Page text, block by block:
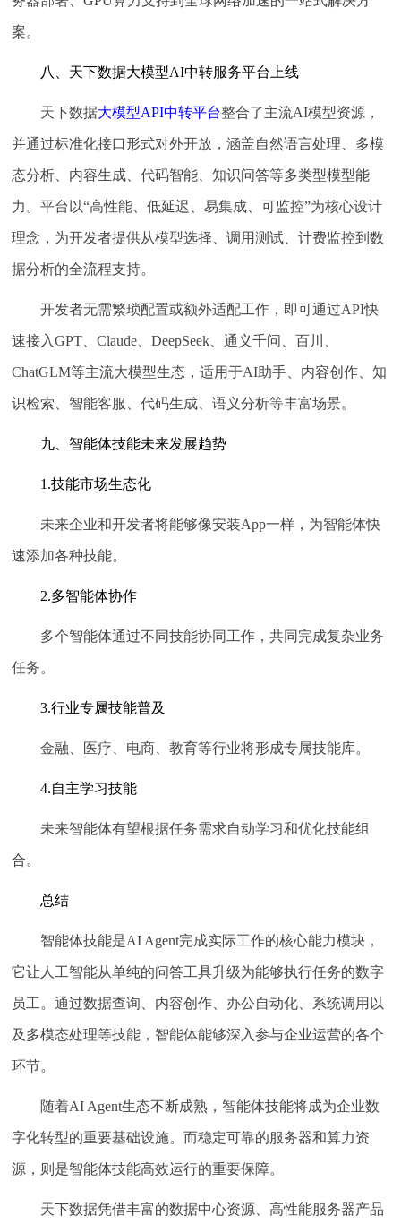
案。
八、天下数据大模型AI中转服务平台上线
天下数据大模型API中转平台整合了主流AI模型资源，
并通过标准化接口形式对外开放，涵盖自然语言处理、多模
态分析、内容生成、代码智能、知识问答等多类型模型能
力。平台以“高性能、低延迟、易集成、可监控”为核心设计
理念，为开发者提供从模型选择、调用测试、计费监控到数
据分析的全流程支持。
开发者无需繁琐配置或额外适配工作，即可通过API快
速接入GPT、Claude、DeepSeek、通义千问、百川、
ChatGLM等主流大模型生态，适用于AI助手、内容创作、知
识检索、智能客服、代码生成、语义分析等丰富场景。
九、智能体技能未来发展趋势
1.技能市场生态化
未来企业和开发者将能够像安装App一样，为智能体快
速添加各种技能。
2.多智能体协作
多个智能体通过不同技能协同工作，共同完成复杂业务
任务。
3.行业专属技能普及
金融、医疗、电商、教育等行业将形成专属技能库。
4.自主学习技能
未来智能体有望根据任务需求自动学习和优化技能组
合。
总结
智能体技能是AI Agent完成实际工作的核心能力模块，
它让人工智能从单纯的问答工具升级为能够执行任务的数字
员工。通过数据查询、内容创作、办公自动化、系统调用以
及多模态处理等技能，智能体能够深入参与企业运营的各个
环节。
随着AI Agent生态不断成熟，智能体技能将成为企业数
字化转型的重要基础设施。而稳定可靠的服务器和算力资
源，则是智能体技能高效运行的重要保障。
天下数据凭借丰富的数据中心资源、高性能服务器产品